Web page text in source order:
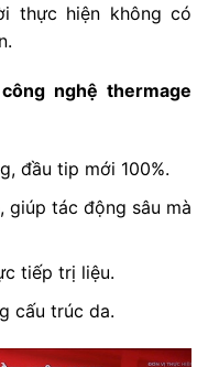
thực hiện không có
nghệ thermage
đầu tip mới 100%.
giúp tác động sâu mà
tiếp trị liệu.
cấu trúc da.